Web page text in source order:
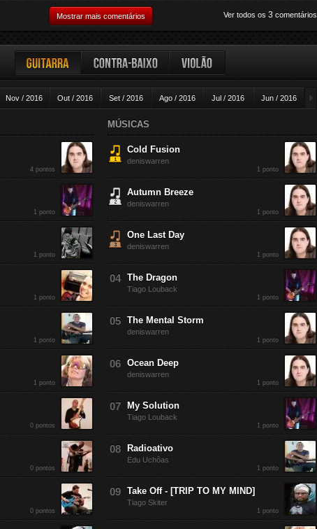
Mostrar mais comentários Ver todos os 3 comentários
Nov / 2016 Out / 2016 Set / 2016 Ago / 2016 Jul / 2016 Jun / 2016
Guitarra Contra-baixo Violão
4 pontos
1 ponto
1 ponto
1 ponto
1 ponto
1 ponto
0 pontos
0 pontos
0 pontos
MÚSICAS
Cold Fusion
deniswarren
1 ponto
Autumn Breeze
deniswarren
1 ponto
One Last Day
deniswarren
1 ponto
The Dragon
Tiago Louback
1 ponto
The Mental Storm
deniswarren
1 ponto
Ocean Deep
deniswarren
1 ponto
My Solution
Tiago Louback
1 ponto
Radioativo
Edu Uchôas
1 ponto
Take Off - [TRIP TO MY MIND]
Tiago Skiter
1 ponto